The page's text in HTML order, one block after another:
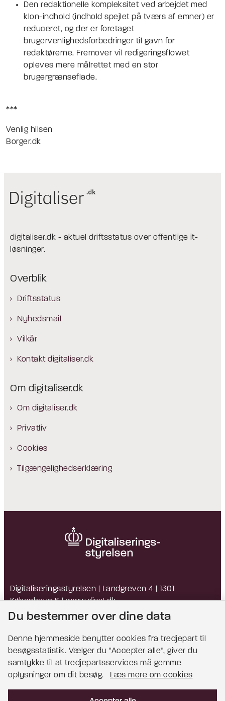
Den redaktionelle kompleksitet ved arbejdet med
klon-indhold (indhold spejlet på tværs af emner) er
reduceret, og der er foretaget
brugervenlighedsforbedringer til gavn for
redaktørerne. Fremover vil redigeringsflowet
opleves mere målrettet med en stor
brugergrænseflade.
***
Venlig hilsen
Borger.dk
digitaliser.dk - aktuel driftsstatus over offentlige it-
løsninger.
Overblik
Driftsstatus
Nyhedsmail
Vilkår
Kontakt digitaliser.dk
Om digitaliser.dk
Om digitaliser.dk
Privatliv
Cookies
Tilgængelighedserklæring
Digitaliseringsstyrelsen | Landgreven 4 | 1301
København K |www.digst.dk
EAN: 5798009814203 | CVR: 34051178
Bemærk!
Du bestemmer over dine data
Denne hjemmeside benytter cookies fra tredjepart til
besøgsstatistik. Vælger du ''Accepter alle'', giver du
samtykke til at tredjepartsservices må gemme
oplysninger om dit besøg.
Læs mere om cookies